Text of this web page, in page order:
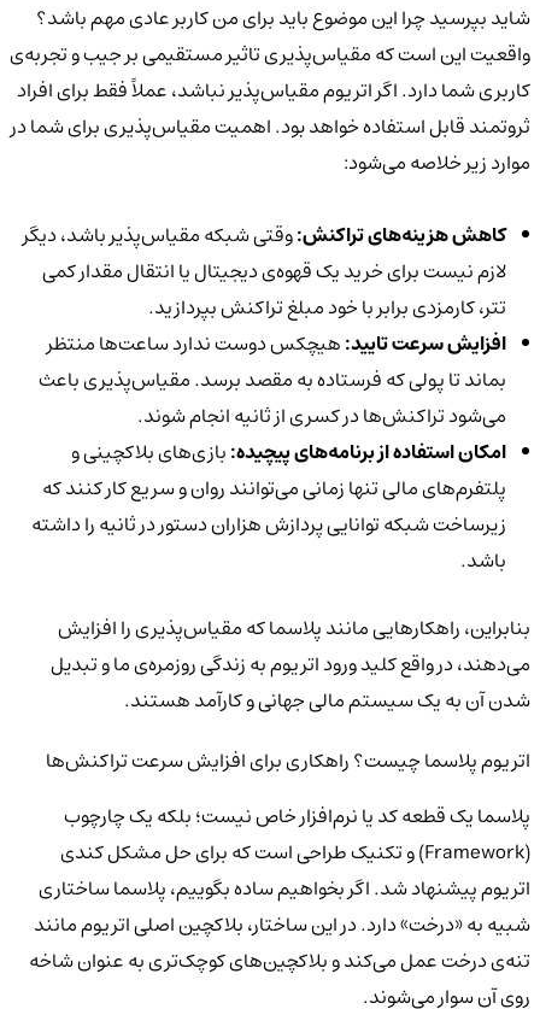
شاید بپرسید چرا این موضوع باید برای من کاربر عادی مهم باشد؟
واقعیت این است که مقیاس‌پذیری تاثیر مستقیمی بر جیب و تجربه‌ی
کاربری شما دارد. اگر اتریوم مقیاس‌پذیر نباشد، عملاً فقط برای افراد
ثروتمند قابل استفاده خواهد بود. اهمیت مقیاس‌پذیری برای شما در
موارد زیر خلاصه می‌شود:
کاهش هزینه‌های تراکنش:وقتی شبکه مقیاس‌پذیر باشد، دیگر
لازم نیست برای خرید یک قهوه‌ی دیجیتال یا انتقال مقدار کمی
تتر، کارمزدی برابر با خود مبلغ تراکنش بپردازید.
افزایش سرعت تایید:هیچکس دوست ندارد ساعت‌ها منتظر
بماند تا پولی که فرستاده به مقصد برسد. مقیاس‌پذیری باعث
می‌شود تراکنش‌ها در کسری از ثانیه انجام شوند.
امکان استفاده از برنامه‌های پیچیده:بازی‌های بلاکچینی و
پلتفرم‌های مالی تنها زمانی می‌توانند روان و سریع کار کنند که
زیرساخت شبکه توانایی پردازش هزاران دستور در ثانیه را داشته
باشد.
بنابراین، راهکارهایی مانند پلاسما که مقیاس‌پذیری را افزایش
می‌دهند، در واقع کلید ورود اتریوم به زندگی روزمره‌ی ما و تبدیل
شدن آن به یک سیستم مالی جهانی و کارآمد هستند.
اتریوم پلاسما چیست؟ راهکاری برای افزایش سرعت تراکنش‌ها
پلاسما یک قطعه کد یا نرم‌افزار خاص نیست؛ بلکه یک چارچوب
(Framework) و تکنیک طراحی است که برای حل مشکل کندی
اتریوم پیشنهاد شد. اگر بخواهیم ساده بگوییم، پلاسما ساختاری
شبیه به «درخت» دارد. در این ساختار، بلاکچین اصلی اتریوم مانند
تنه‌ی درخت عمل می‌کند و بلاکچین‌های کوچک‌تری به عنوان شاخه
روی آن سوار می‌شوند.